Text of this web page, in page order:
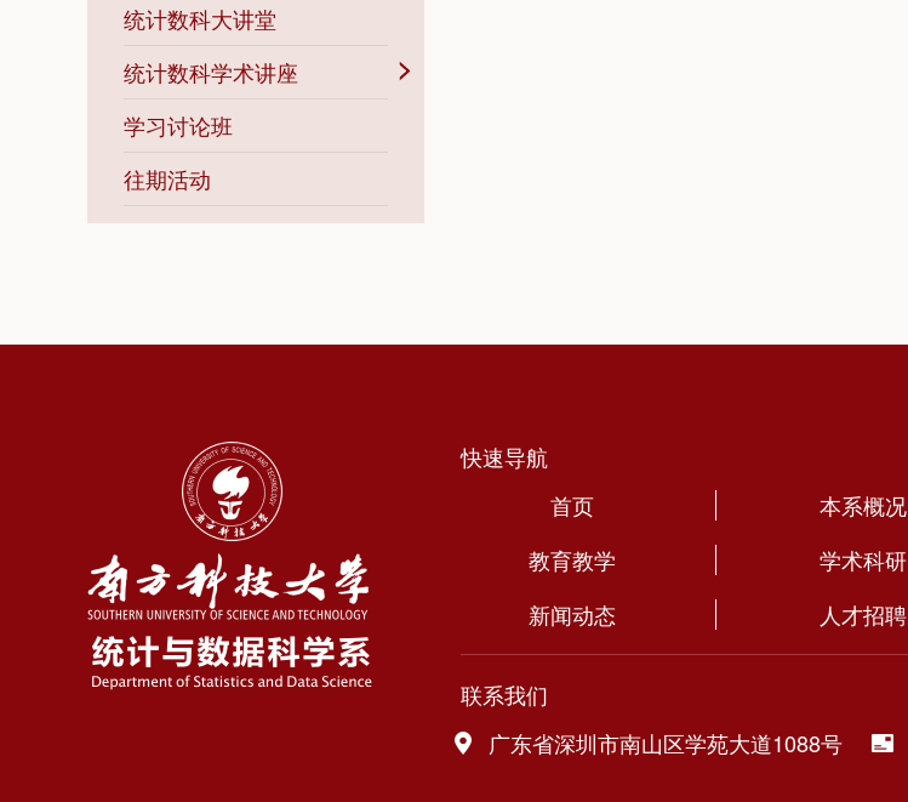
统计数科大讲堂
统计数科学术讲座
学习讨论班
往期活动
快速导航
首页
本系概况
教育教学
学术科研
新闻动态
人才招聘
联系我们
广东省深圳市南山区学苑大道1088号